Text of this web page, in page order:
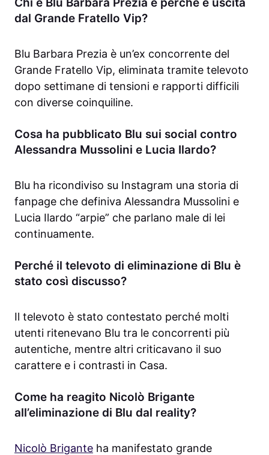
dal Grande Fratello Vip?
Blu Barbara Prezia è un’ex concorrente del
Grande Fratello Vip, eliminata tramite televoto
dopo settimane di tensioni e rapporti difficili
con diverse coinquiline.
Cosa ha pubblicato Blu sui social contro
Alessandra Mussolini e Lucia Ilardo?
Blu ha ricondiviso su Instagram una storia di
fanpage che definiva Alessandra Mussolini e
Lucia Ilardo “arpie” che parlano male di lei
continuamente.
Perché il televoto di eliminazione di Blu è
stato così discusso?
Il televoto è stato contestato perché molti
utenti ritenevano Blu tra le concorrenti più
autentiche, mentre altri criticavano il suo
carattere e i contrasti in Casa.
Come ha reagito Nicolò Brigante
all’eliminazione di Blu dal reality?
Nicolò Brigante ha manifestato grande